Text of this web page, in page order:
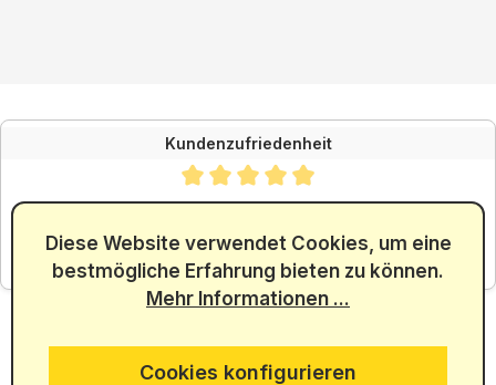
Kundenzufriedenheit
Durchschnittliche Bewertung von 4.88 von 5 Sternen
SEHR GUT
4.88/ 5.00
aus 5965 Bewertungen
Diese Website verwendet Cookies, um eine
bestmögliche Erfahrung bieten zu können.
Mehr Informationen ...
Cookies konfigurieren